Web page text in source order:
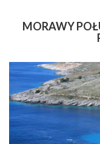
MORAWY